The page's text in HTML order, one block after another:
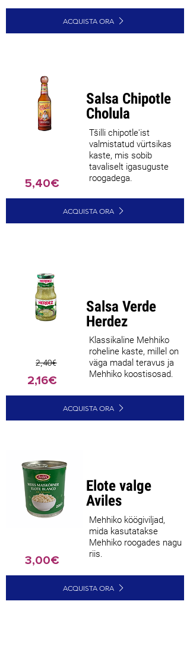
ACQUISTA ORA
5,40€
Salsa Chipotle
Cholula
Tšilli chipotle'ist
valmistatud vürtsikas
kaste, mis sobib
tavaliselt igasuguste
roogadega.
ACQUISTA ORA
2,40€
2,16€
Salsa Verde
Herdez
Klassikaline Mehhiko
roheline kaste, millel on
väga madal teravus ja
Mehhiko koostisosad.
ACQUISTA ORA
3,00€
Elote valge
Aviles
Mehhiko köögiviljad,
mida kasutatakse
Mehhiko roogades nagu
riis.
ACQUISTA ORA